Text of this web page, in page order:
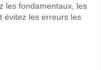
les fondamentaux, les
évitez les erreurs les